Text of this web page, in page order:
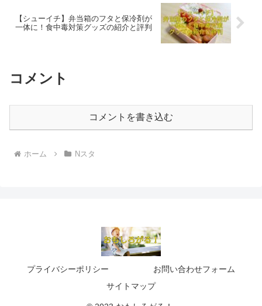
【シューイチ】弁当箱のフタと保冷剤が
一体に！食中毒対策グッズの紹介と評判
コメント
コメントを書き込む
ホーム Nスタ
プライバシーポリシー
お問い合わせフォーム
サイトマップ